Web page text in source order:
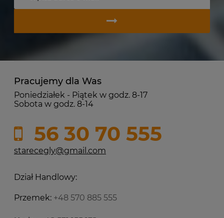
Pracujemy dla Was
Poniedziałek - Piątek w godz. 8-17
Sobota w godz. 8-14
56 30 70 555
starecegly@gmail.com
Dział Handlowy:
Przemek: +48 570 885 555